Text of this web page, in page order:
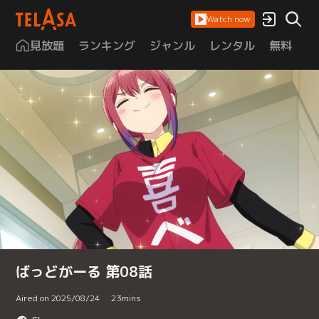
Watch now
見放題 ランキング ジャンル レンタル 無料
ばっどがーる 第08話
Aired on 2025/08/24 23mins